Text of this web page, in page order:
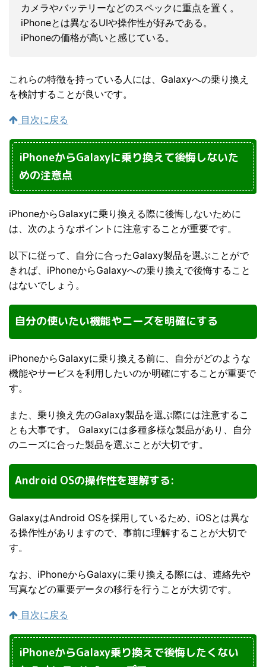
カメラやバッテリーなどのスペックに重点を置く。
iPhoneとは異なるUIや操作性が好みである。
iPhoneの価格が高いと感じている。
これらの特徴を持っている人には、Galaxyへの乗り換え
を検討することが良いです。
目次に戻る
iPhoneからGalaxyに乗り換えて後悔しないた
めの注意点
iPhoneからGalaxyに乗り換える際に後悔しないために
は、次のようなポイントに注意することが重要です。
以下に従って、自分に合ったGalaxy製品を選ぶことがで
きれば、iPhoneからGalaxyへの乗り換えで後悔すること
はないでしょう。
自分の使いたい機能やニーズを明確にする
iPhoneからGalaxyに乗り換える前に、自分がどのような
機能やサービスを利用したいのか明確にすることが重要で
す。
また、乗り換え先のGalaxy製品を選ぶ際には注意するこ
とも大事です。 Galaxyには多種多様な製品があり、自分
のニーズに合った製品を選ぶことが大切です。
Android OSの操作性を理解する:
GalaxyはAndroid OSを採用しているため、iOSとは異な
る操作性がありますので、事前に理解することが大切で
す。
なお、iPhoneからGalaxyに乗り換える際には、連絡先や
写真などの重要データの移行を行うことが大切です。
目次に戻る
iPhoneからGalaxy乗り換えで後悔したくない